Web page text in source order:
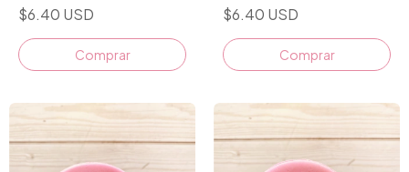
$6.40 USD $6.40 USD